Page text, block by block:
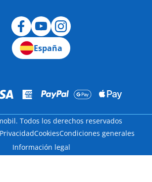
España
Todos los derechos reservados
CookiesCondiciones generales
Información legal